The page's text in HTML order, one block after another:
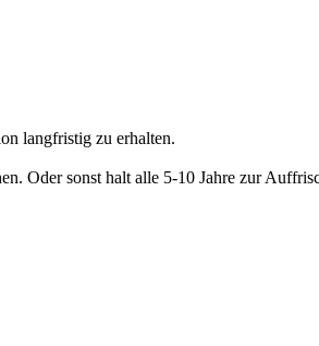
langfristig zu erhalten.
Oder sonst halt alle 5-10 Jahre zur